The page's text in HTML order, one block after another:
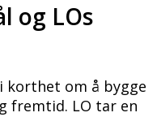
og LOs
korthet om å bygge
fremtid. LO tar en